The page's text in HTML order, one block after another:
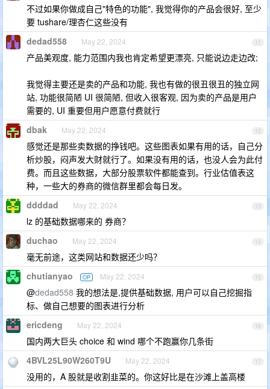
不过如果你做成自己"特色的功能", 我觉得你的产品会很好, 至少
要 tushare/理杏仁这些没有
11
dedad558 May 22, 2024
产品美观度, 能力范围内我也肯定希望更漂亮, 只能说边走边改;
我觉得主要还是卖的产品和功能, 我也有做的很丑很丑的独立网
站, 功能很简陋 UI 很简陋, 但收入很客观, 因为卖的产品是用户
需要的, UI 重要但用户愿意付费就行
12
dbak May 22, 2024
感觉还是那些卖数据的挣钱吧。这些图表如果有用的话，自己分
析炒股，闷声发大财就行了。如果没有用的话，也没人会为此付
费。而且这些数据，大部分股票软件都能查到。行业估值表这
种，一些大的券商的微信群里都会每日发。
13
ddddad May 22, 2024
lz 的基础数据哪来的 券商？
14
duchao May 22, 2024
毫无前途，这类网站和数据还少吗？
15
chutianyao OP May 22, 2024
@dedad558 我的想法是,提供基础数据, 用户可以自己挖掘指
标、做自己想要的图表进行分析
16
ericdeng May 22, 2024
国内两大巨头 choice 和 wind 哪个不跑赢你几条街
17
4BVL25L90W260T9U May 22, 2024
没用的，A 股就是收割韭菜的。你这好比是在沙滩上盖高楼